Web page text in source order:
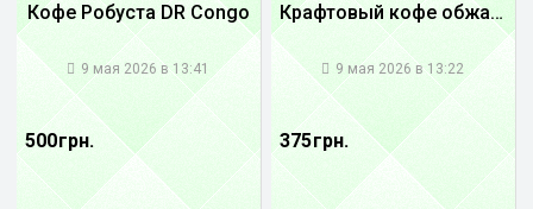
Кофе Робуста DR Congo
9 мая 2026 в 13:41
500 грн.
Крафтовый кофе обжареный купаж арабики 5...
9 мая 2026 в 13:22
375 грн.